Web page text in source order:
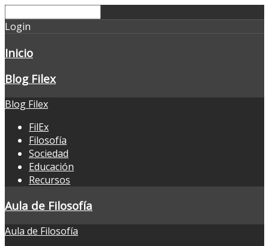
Login
Inicio
Blog Filex
Blog Filex
FilEx
Filosofía
Sociedad
Educación
Recursos
Aula de Filosofía
Aula de Filosofía